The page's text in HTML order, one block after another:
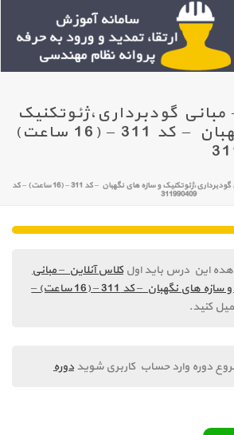
گودبرداری،ژئوتکنیک
و سازه های نگهبان – کد 311 – (16 ساعت)
آزمون نهایی – مبانی گودبرداری،ژئوتکنیک و سازه های نگهبان – کد 311 – (16 ساعت) – کد
311990409
این درس باید اولکلاس آنلاین – مبانی
گودبرداری،ژئوتکنیک و سازه های نگهبان – کد 311 – (16 ساعت) –
کنید.
دوره وارد حساب کاربری شویددوره